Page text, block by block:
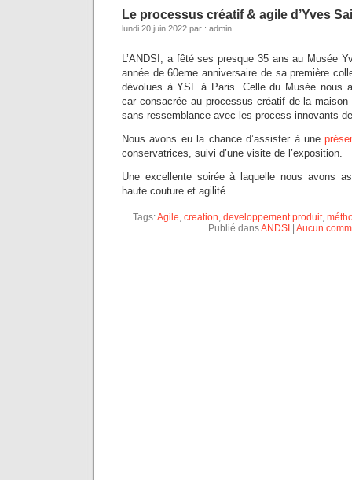
Le processus créatif & agile d’Yves
lundi 20 juin 2022 par : admin
L’ANDSI, a fêté ses presque 35 ans au Musée
année de 60eme anniversaire de sa première
dévolues à YSL à Paris. Celle du Musée nous
car consacrée au processus créatif de la
sans ressemblance avec les process innovants
Nous avons eu la chance d’assister à une
conservatrices, suivi d’une visite de l’exposition.
Une excellente soirée à laquelle nous avons
haute couture et agilité.
Tags:Agile, creation, developpement produit,
Publié dansANDSI Aucun